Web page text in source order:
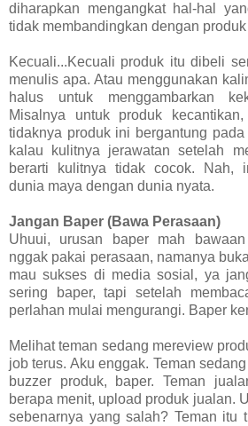
diharapkan mengangkat hal-hal
tidak membandingkan dengan
Kecuali...Kecuali produk itu dibeli
menulis apa. Atau menggunakan
halus untuk menggambarkan
Misalnya untuk produk
tidaknya produk ini bergantung
kalau kulitnya jerawatan setelah
berarti kulitnya tidak cocok. Nah,
dunia maya dengan dunia nyata.
Jangan Baper (Bawa Perasaan)
Uhuui, urusan baper mah
nggak pakai perasaan, namanya
mau sukses di media sosial, ya
sering baper, tapi setelah
perlahan mulai mengurangi. Baper
Melihat teman sedang mereview
job terus. Aku enggak. Teman
buzzer produk, baper. Teman
berapa menit, upload produk jualan.
sebenarnya yang salah? Teman itu